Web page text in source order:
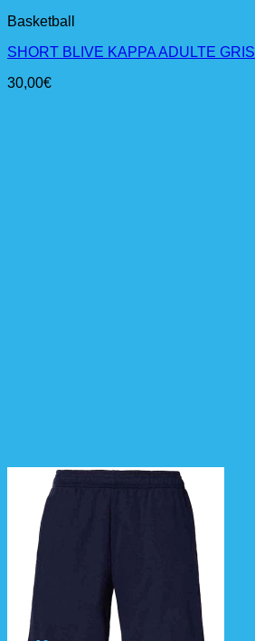
Basketball
SHORT BLIVE KAPPA ADULTE GRIS
30,00€